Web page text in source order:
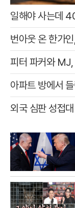
일해야 사는데
번아웃 온 한가
피터 파커와 MJ,
아파트 방에서
외국 심판 성접